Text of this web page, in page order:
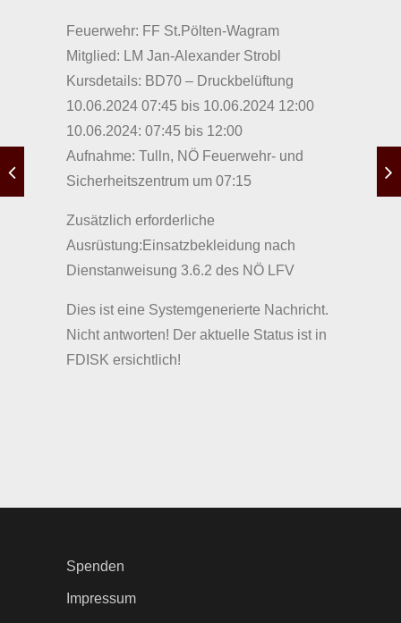
Feuerwehr: FF St.Pölten-Wagram
Mitglied: LM Jan-Alexander Strobl
Kursdetails: BD70 – Druckbelüftung
10.06.2024 07:45 bis 10.06.2024 12:00
10.06.2024: 07:45 bis 12:00
Aufnahme: Tulln, NÖ Feuerwehr- und
Sicherheitszentrum um 07:15
Zusätzlich erforderliche
Ausrüstung:Einsatzbekleidung nach
Dienstanweisung 3.6.2 des NÖ LFV
Dies ist eine Systemgenerierte Nachricht.
Nicht antworten! Der aktuelle Status ist in
FDISK ersichtlich!
Spenden
Impressum